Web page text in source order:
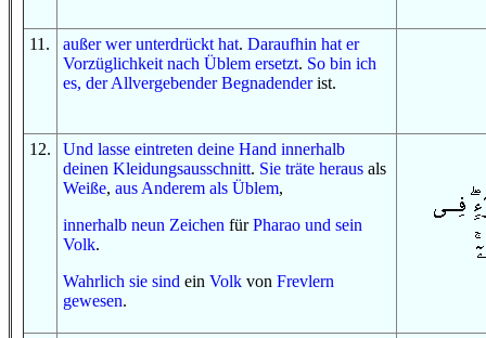
11 . außer werunterdrückt hat. Daraufhin hat er
Vorzüglichkeit nach Üblem ersetzt. So bin ich
es, der Allvergebender Begnadenderist.
12. Und lasse eintreten deine Hand innerhalb
deinen Kleidungsausschnitt. Sie träte heraus als
Weiße, aus Anderem als Üblem,
innerhalb neun Zeichen fürPharao und sein
Volk.
Wahrlich sie sind ein Volk von Frevlern
gewesen.